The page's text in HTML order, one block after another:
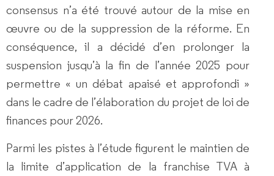
consensus n’a été trouvé autour de la mise en
œuvre ou de la suppression de la réforme. En
conséquence, il a décidé d’en prolonger la
suspension jusqu’à la fin de l’année 2025 pour
permettre « un débat apaisé et approfondi »
dans le cadre de l’élaboration du projet de loi de
finances pour 2026.
Parmi les pistes à l’étude figurent le maintien de
la limite d’application de la franchise TVA à